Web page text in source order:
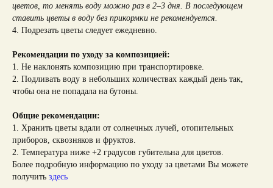
цветов, то менять воду можно раз в 2–3 дня. В последующем
ставить цветы в воду без прикормки не рекомендуется.
4. Подрезать цветы следует ежедневно.
Рекомендации по уходу за композицией:
1. Не наклонять композицию при транспортировке.
2. Подливать воду в небольших количествах каждый день так,
чтобы она не попадала на бутоны.
Общие рекомендации:
1. Хранить цветы вдали от солнечных лучей, отопительных
приборов, сквозняков и фруктов.
2. Температура ниже +2 градусов губительна для цветов.
Более подробную информацию по уходу за цветами Вы можете
получить здесь